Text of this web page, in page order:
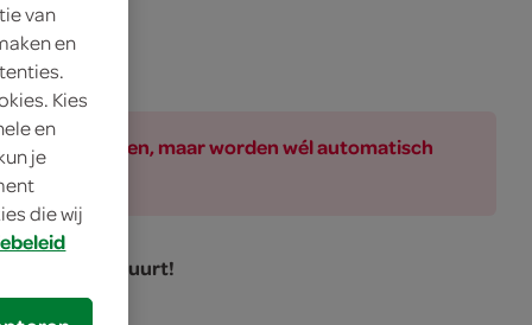
de producten, maar worden wél automatisch
uit de buurt!
van
en
Kies
en
je
die wij